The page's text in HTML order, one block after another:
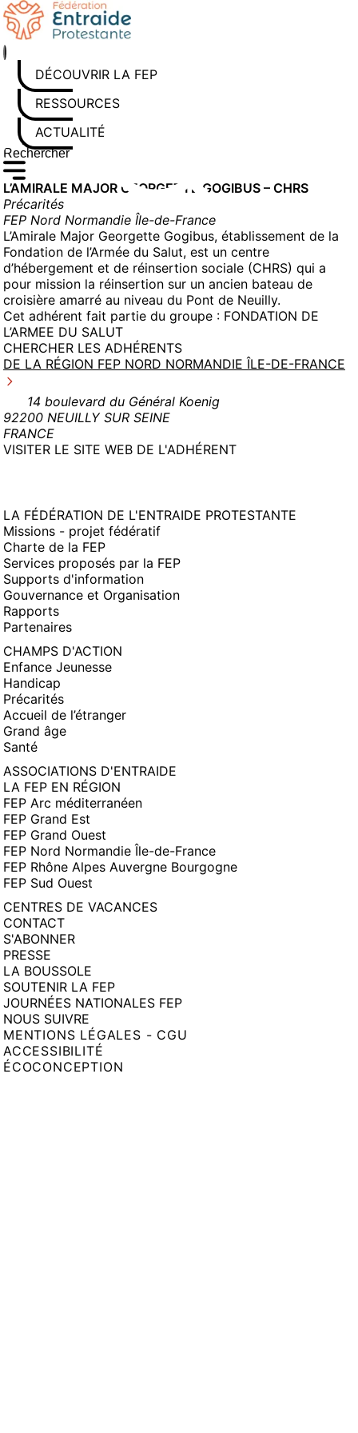
Aller
au
contenu
DÉCOUVRIR LA FEP
RESSOURCES
ACTUALITÉS
Rechercher sur le site
Saisissez au moins 3 caractères pour lancer la recherche
L’AMIRALE MAJOR GEORGETTE GOGIBUS – CHRS
Précarités
FEP Nord Normandie Île-de-France
L’Amirale Major Georgette Gogibus, établissement de la
Fondation de l’Armée du Salut, est un centre
d’hébergement et de réinsertion sociale (CHRS) qui a
pour mission la réinsertion sur un ancien bateau de
croisière amarré au niveau du Pont de Neuilly.
Cet adhérent fait partie du groupe : FONDATION DE
L’ARMEE DU SALUT
CHERCHER LES ADHÉRENTS
DE LA RÉGION FEP NORD NORMANDIE ÎLE-DE-FRANCE
14 boulevard du Général Koenig
92200 NEUILLY SUR SEINE
FRANCE
VISITER LE SITE WEB DE L'ADHÉRENT(NOUVELLE
LA FÉDÉRATION DE L'ENTRAIDE PROTESTANTE
Missions - projet fédératif
Charte de la FEP
Services proposés par la FEP
Supports d'information
Gouvernance et Organisation
Rapports
Partenaires
CHAMPS D'ACTION
Enfance Jeunesse
Handicap
Précarités
Accueil de l’étranger
Grand âge
Santé
ASSOCIATIONS D'ENTRAIDE
LA FEP EN RÉGION
FEP Arc méditerranéen
FEP Grand Est
FEP Grand Ouest
FEP Nord Normandie Île-de-France
FEP Rhône Alpes Auvergne Bourgogne
FEP Sud Ouest
CENTRES DE VACANCES
CONTACT
S'ABONNER
PRESSE
LA BOUSSOLE
SOUTENIR LA FEP
JOURNÉES NATIONALES FEP
NOUS SUIVRE
MENTIONS LÉGALES - CGU
ACCESSIBILITÉ
ÉCOCONCEPTION